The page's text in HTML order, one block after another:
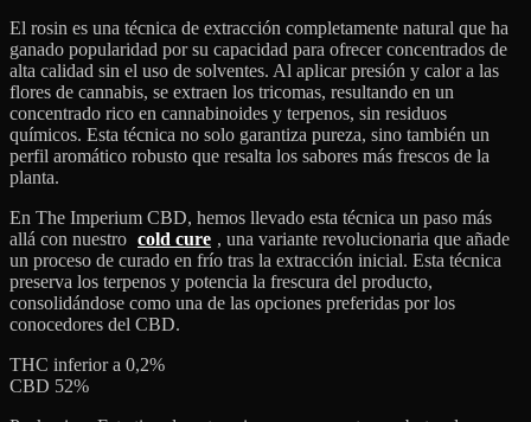
El rosin es una técnica de extracción completamente natural que ha
ganado popularidad por su capacidad para ofrecer concentrados de
alta calidad sin el uso de solventes. Al aplicar presión y calor a las
flores de cannabis, se extraen los tricomas, resultando en un
concentrado rico en cannabinoides y terpenos, sin residuos
químicos. Esta técnica no solo garantiza pureza, sino también un
perfil aromático robusto que resalta los sabores más frescos de la
planta.
En The Imperium CBD, hemos llevado esta técnica un paso más
allá con nuestro cold cure , una variante revolucionaria que añade
un proceso de curado en frío tras la extracción inicial. Esta técnica
preserva los terpenos y potencia la frescura del producto,
consolidándose como una de las opciones preferidas por los
conocedores del CBD.
THC inferior a 0,2%
CBD 52%